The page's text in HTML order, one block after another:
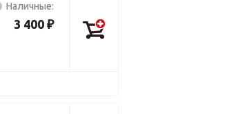
Наличные:
3 400 ₽